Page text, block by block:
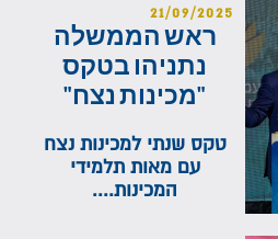
21/09/2025
ראש הממשלה
נתניהו בטקס
"מכינות נצח"
טקס שנתי למכינות נצח
עם מאות תלמידי
המכינות....